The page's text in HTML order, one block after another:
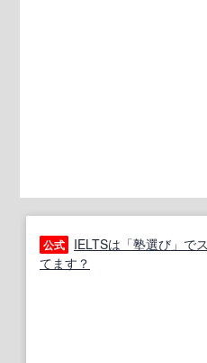
公式
IELTSは「塾選び」で
てます？